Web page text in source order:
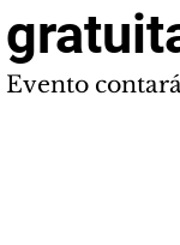
Evento